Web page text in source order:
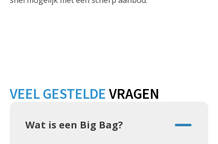
VEEL GESTELDEVRAGEN
Wat is een Big Bag?